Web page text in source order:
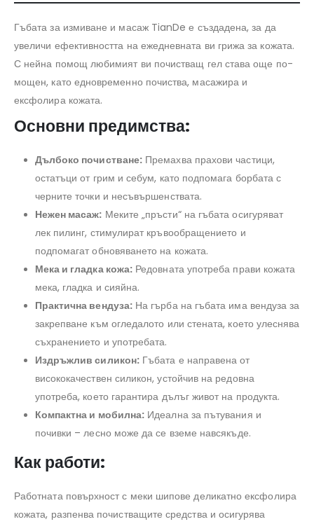
Гъбата за измиване и масаж TianDe е създадена, за да
увеличи ефективността на ежедневната ви грижа за кожата.
С нейна помощ любимият ви почистващ гел става още по-
мощен, като едновременно почиства, масажира и
ексфолира кожата.
Основни предимства:
Дълбоко почистване: Премахва прахови частици,
остатъци от грим и себум, като подпомага борбата с
черните точки и несъвършенствата.
Нежен масаж: Меките „пръсти“ на гъбата осигуряват
лек пилинг, стимулират кръвообращението и
подпомагат обновяването на кожата.
Мека и гладка кожа: Редовната употреба прави кожата
мека, гладка и сияйна.
Практична вендуза:На гърба на гъбата има вендуза за
закрепване към огледалото или стената, което улеснява
съхранението и употребата.
Издръжлив силикон:Гъбата е направена от
висококачествен силикон, устойчив на редовна
употреба, което гарантира дълъг живот на продукта.
Компактна и мобилна: Идеална за пътувания и
почивки – лесно може да се вземе навсякъде.
Как работи:
Работната повърхност с меки шипове деликатно ексфолира
кожата, разпенва почистващите средства и осигурява